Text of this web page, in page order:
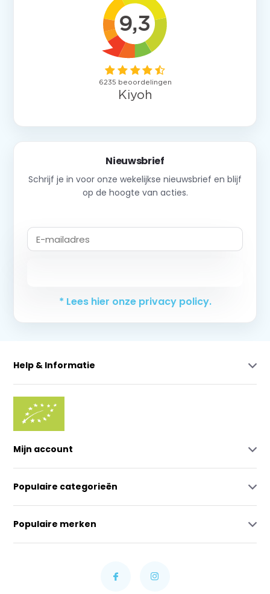
Nieuwsbrief
Schrijf je in voor onze wekelijkse nieuwsbrief en blijf
op de hoogte van acties.
* Lees hier onze privacy policy.
Help & Informatie
Mijn account
Populaire categorieën
Populaire merken